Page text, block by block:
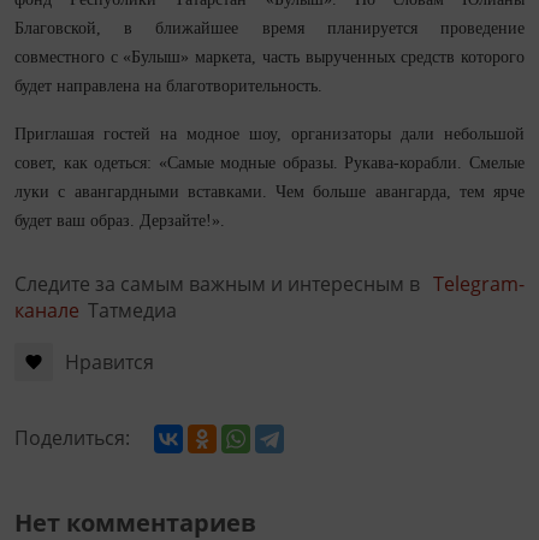
Благовской, в ближайшее время планируется проведение
совместного с «Булыш» маркета, часть вырученных средств которого
будет направлена на благотворительность.
Приглашая гостей на модное шоу, организаторы дали небольшой
совет, как одеться: «Самые модные образы. Рукава-корабли. Смелые
луки с авангардными вставками. Чем больше авангарда, тем ярче
будет ваш образ. Дерзайте!».
Следите за самым важным и интересным в Telegram-
канале Татмедиа
Нравится
Поделиться:
Нет комментариев